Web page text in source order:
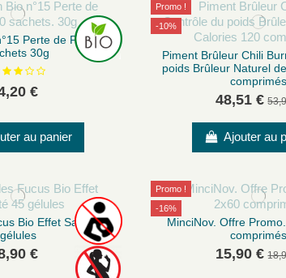
Perte de Poids 20
30g
€
au panier
Promo !
-10%
Piment Brûleur Chili
poids Brûleur Naturel
comprimés
48,51 €
Ajouter au
Bio Effet Satiété 45
gélules
€
Promo !
-16%
MinciNov. Offre
comprimés
15,90 €